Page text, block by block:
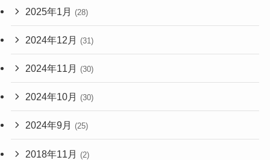
2025年1月 (28)
2024年12月 (31)
2024年11月 (30)
2024年10月 (30)
2024年9月 (25)
2018年11月 (2)